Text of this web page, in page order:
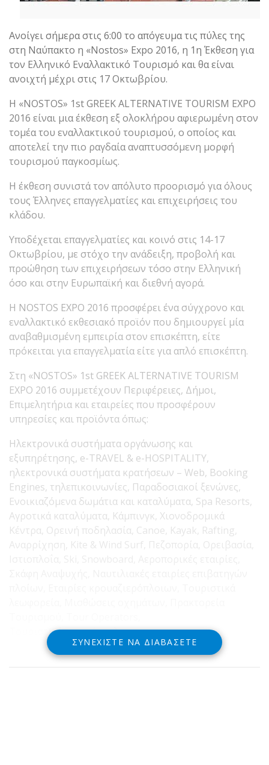
Ανοίγει σήμερα στις 6:00 το απόγευμα τις πύλες της
στη Ναύπακτο η «Nostos» Expo 2016, η 1η Έκθεση για
τον Ελληνικό Εναλλακτικό Τουρισμό και θα είναι
ανοιχτή μέχρι στις 17 Οκτωβρίου.
H «NOSTOS» 1st GREEK ALTERNATIVE TOURISM EXPO
2016 είναι μια έκθεση εξ ολοκλήρου αφιερωμένη στον
τομέα του εναλλακτικού τουρισμού, ο οποίος και
αποτελεί την πιο ραγδαία αναπτυσσόμενη μορφή
τουρισμού παγκοσμίως.
Η έκθεση συνιστά τον απόλυτο προορισμό για όλους
τους Έλληνες επαγγελματίες και επιχειρήσεις του
κλάδου.
Υποδέχεται επαγγελματίες και κοινό στις 14-17
Οκτωβρίου, με στόχο την ανάδειξη, προβολή και
προώθηση των επιχειρήσεων τόσο στην Ελληνική
όσο και στην Ευρωπαϊκή και διεθνή αγορά.
H NOSTOS EXPO 2016 προσφέρει ένα σύγχρονο και
εναλλακτικό εκθεσιακό προϊόν που δημιουργεί μία
αναβαθμισμένη εμπειρία στον επισκέπτη, είτε
πρόκειται για επαγγελματία είτε για απλό επισκέπτη.
Στη «NOSTOS» 1st GREEK ALTERNATIVE TOURISM
EXPO 2016 συμμετέχουν Περιφέρειες, Δήμοι,
Επιμελητήρια και εταιρείες που προσφέρουν
υπηρεσίες και προϊόντα όπως:
Ηλεκτρονικά συστήματα οργάνωσης και
εξυπηρέτησης, e-TRAVEL & e-HOSPITALITY,
ηλεκτρονικά συστήματα κρατήσεων – Web, Booking
Engines, τηλεπικοινωνίες, Παραδοσιακοί ξενώνες,
Ενοικιαζόμενα δωμάτια και καταλύματα, Spa Resorts,
Αγροτικά καταλύματα, Κάμπινγκ, Χιονοδρομικά
Κέντρα, Ορεινή ποδηλασία, Canoe, Kayak, Rafting,
Αναρρίχηση, Kite & Wind Surf, Πεζοπορία, Ορειβασία,
Τουριστικά γραφεία, κ.λπ.
ΣΥΝΕΧΊΣΤΕ ΝΑ ΔΙΑΒΆΣΕΤΕ